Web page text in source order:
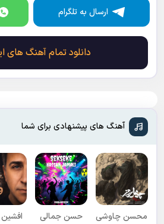
ارسال به تلگرام
دانلود تمام آهنگ های ایوان بند
آهنگ های پیشنهادی برای شما
محسن چاوشی حسن جمالی